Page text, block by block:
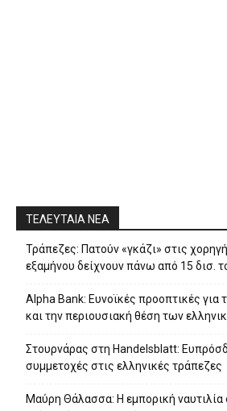
ΤΕΛΕΥΤΑΙΑ ΝΕΑ
Τράπεζες: Πατούν «γκάζι» στις
εξαμήνου δείχνουν πάνω από 15 δισ.
Alpha Bank: Ευνοϊκές προοπτικές για
και την περιουσιακή θέση των
Στουρνάρας στη Handelsblatt:
συμμετοχές στις ελληνικές τράπεζες
Μαύρη Θάλασσα: Η εμπορική